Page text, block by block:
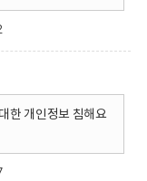
한 개인정보 침해요